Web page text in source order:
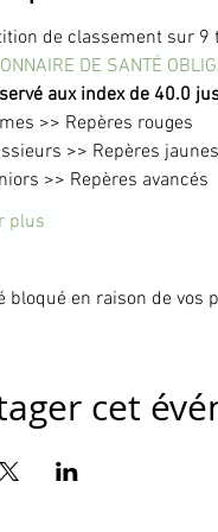
de classement sur 9
DE SANTÉ
aux index de 40.0
>> Repères rouges
>> Repères jaunes
>> Repères avancés
plus
bloqué en raison de
cet